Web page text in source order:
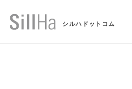
シルハドットコム